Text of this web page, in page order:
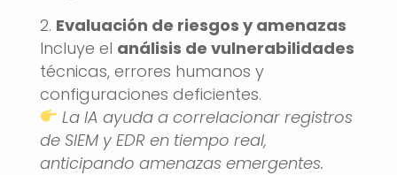
Evaluación de riesgos y amenazas
Incluye el análisis de vulnerabilidades
técnicas, errores humanos y
configuraciones deficientes.
La IA ayuda a correlacionar registros
de SIEM y EDR en tiempo real,
anticipando amenazas emergentes.